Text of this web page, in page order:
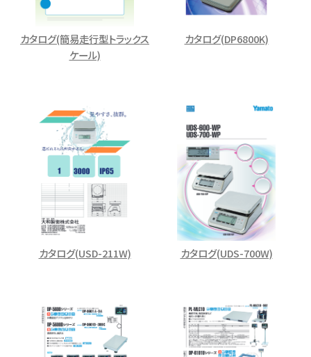
カタログ(簡易走行型トラックス
ケール)
カタログ(DP6800K)
カタログ(USD-211W) カタログ(UDS-700W)